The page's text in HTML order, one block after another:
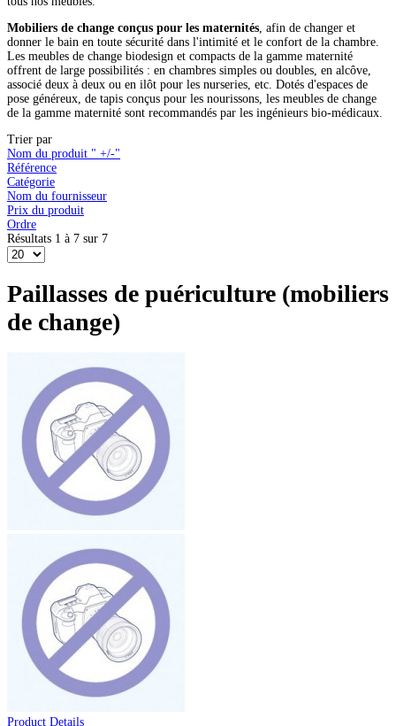
Mobiliers de change conçus pour les maternités , afin de changer et
donner le bain en toute sécurité dans l'intimité et le confort de la chambre.
Les meubles de change biodesign et compacts de la gamme maternité
offrent de large possibilités : en chambres simples ou doubles, en alcôve,
associé deux à deux ou en ilôt pour les nurseries, etc. Dotés d'espaces de
pose généreux, de tapis conçus pour les nourissons, les meubles de change
de la gamme maternité sont recommandés par les ingénieurs bio-médicaux.
Trier par
Nom du produit " +/-"
Référence
Catégorie
Nom du fournisseur
Prix du produit
Ordre
Résultats 1 à 7 sur 7
Paillasses de puériculture (mobiliers
de change)
Product Details